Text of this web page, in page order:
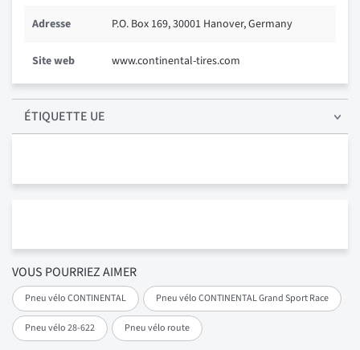
VOUS POURRIEZ AIMER
Pneu vélo CONTINENTAL Pneu vélo CONTINENTAL Grand Sport Race
Pneu vélo 28-622 Pneu vélo route
Adresse P.O. Box 169, 30001 Hanover, Germany
Site web www.continental-tires.com
ÉTIQUETTE UE